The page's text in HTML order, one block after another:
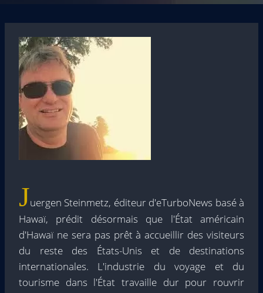
Juergen Steinmetz, éditeur d'eTurboNews basé à
Hawaï, prédit désormais que l'État américain
d'Hawaï ne sera pas prêt à accueillir des visiteurs
du reste des États-Unis et de destinations
internationales. L'industrie du voyage et du
tourisme dans l'État travaille dur pour rouvrir